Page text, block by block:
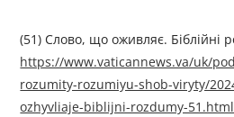
(51) Слово, що оживляє. Біблійні
https://www.vaticannews.va/uk/
rozumity-rozumiyu-shob-viryty/
ozhyvliaje-biblijni-rozdumy-51.html